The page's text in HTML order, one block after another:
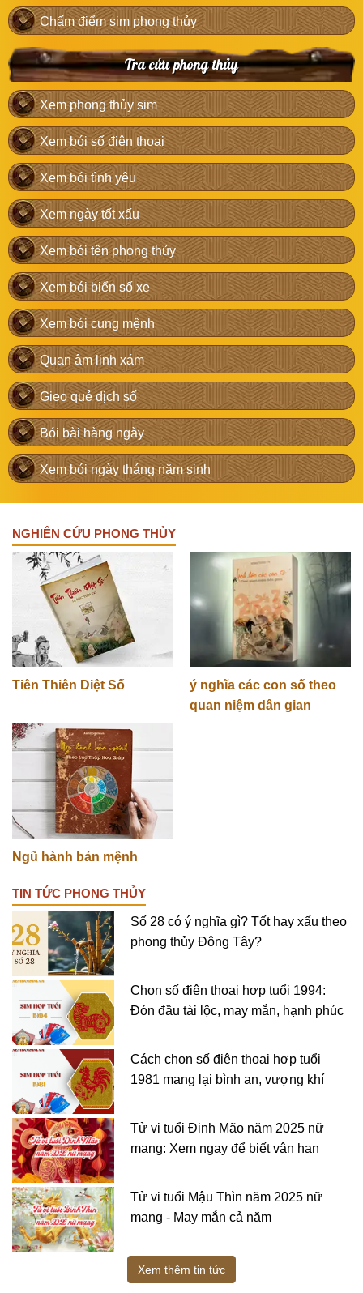
Chấm điểm sim phong thủy
Tra cứu phong thủy
Xem phong thủy sim
Xem bói số điện thoại
Xem bói tình yêu
Xem ngày tốt xấu
Xem bói tên phong thủy
Xem bói biển số xe
Xem bói cung mệnh
Quan âm linh xám
Gieo quẻ dịch số
Bói bài hàng ngày
Xem bói ngày tháng năm sinh
NGHIÊN CỨU PHONG THỦY
Tiên Thiên Diệt Số
ý nghĩa các con số theo
quan niệm dân gian
Ngũ hành bản mệnh
TIN TỨC PHONG THỦY
Số 28 có ý nghĩa gì? Tốt hay xấu theo
phong thủy Đông Tây?
Chọn số điện thoại hợp tuổi 1994:
Đón đầu tài lộc, may mắn, hạnh phúc
Cách chọn số điện thoại hợp tuổi
1981 mang lại bình an, vượng khí
Tử vi tuổi Đinh Mão năm 2025 nữ
mạng: Xem ngay để biết vận hạn
Tử vi tuổi Mậu Thìn năm 2025 nữ
mạng - May mắn cả năm
Xem thêm tin tức